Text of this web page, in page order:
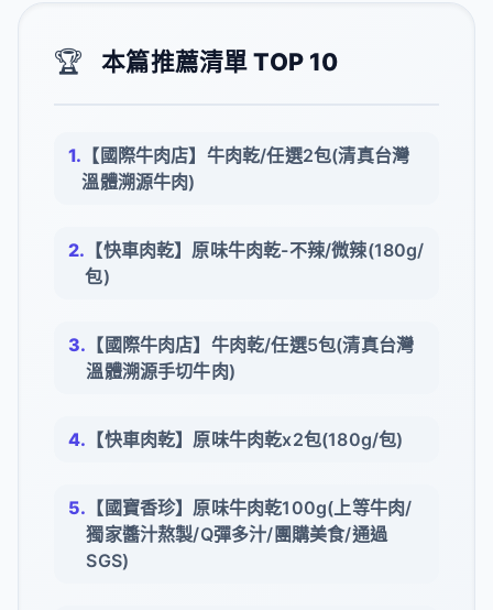
🏆 本篇推薦清單 TOP 10
【國際牛肉店】牛肉乾/任選2包(清真台灣
溫體溯源牛肉)
【快車肉乾】原味牛肉乾-不辣/微辣(180g/
包)
【國際牛肉店】牛肉乾/任選5包(清真台灣
溫體溯源手切牛肉)
【快車肉乾】原味牛肉乾x2包(180g/包)
【國寶香珍】原味牛肉乾100g(上等牛肉/
獨家醬汁熬製/Q彈多汁/團購美食/通過
SGS)